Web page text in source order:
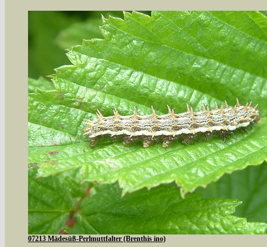
07213 Mädesüß-Perlmuttfalter (Brenthis ino)